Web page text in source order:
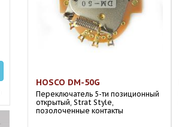
HOSCO DM-50G
Переключатель 5-ти позиционный
открытый, Strat Style,
позолоченные контакты